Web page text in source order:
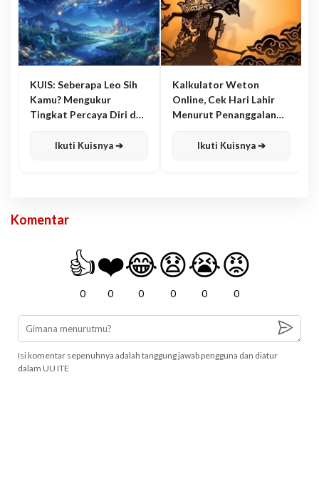
KUIS: Seberapa Leo Sih
Kamu? Mengukur
Tingkat Percaya Diri dan
Ikuti Kuisnya ➔
Kalkulator Weton
Online, Cek Hari Lahir
Menurut Penanggalan
Ikuti Kuisnya ➔
Komentar
👍
0
❤️
0
😂
0
😧
0
😭
0
😡
0
Isi komentar sepenuhnya adalah tanggung jawab pengguna dan diatur
dalam UU ITE